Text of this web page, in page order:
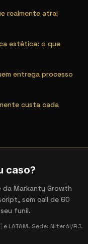
realmente atrai
estética: o que
entrega processo
custa cada
caso?
da Markanty Growth
sem call de 60
funil.
Sede: Niterói/RJ.